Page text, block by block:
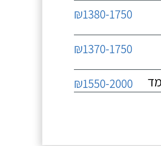
₪1380-1750
₪1370-1750
₪1550-2000